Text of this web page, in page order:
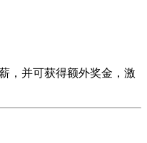
，并可获得额外奖金，激